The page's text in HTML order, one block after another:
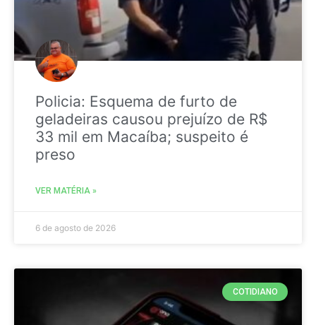
Policia: Esquema de furto de
geladeiras causou prejuízo de R$
33 mil em Macaíba; suspeito é
preso
VER MATÉRIA »
6 de agosto de 2026
COTIDIANO